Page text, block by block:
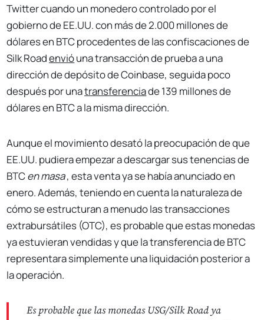
Twitter cuando un monedero controlado por el
gobierno de EE.UU. con más de 2.000 millones de
dólares en BTC procedentes de las confiscaciones de
Silk Roadenvióuna transacción de prueba a una
dirección de depósito de Coinbase, seguida poco
después por unatransferenciade 139 millones de
dólares en BTC a la misma dirección.
Aunque el movimiento desató la preocupación de que
EE.UU. pudiera empezar a descargar sus tenencias de
BTCen masa, esta venta ya se había anunciado en
enero. Además, teniendo en cuenta la naturaleza de
cómo se estructuran a menudo las transacciones
extrabursátiles (OTC), es probable que estas monedas
ya estuvieran vendidas y que la transferencia de BTC
representara simplemente una liquidación posterior a
la operación.
Es probable que las monedas USG/Silk Road ya